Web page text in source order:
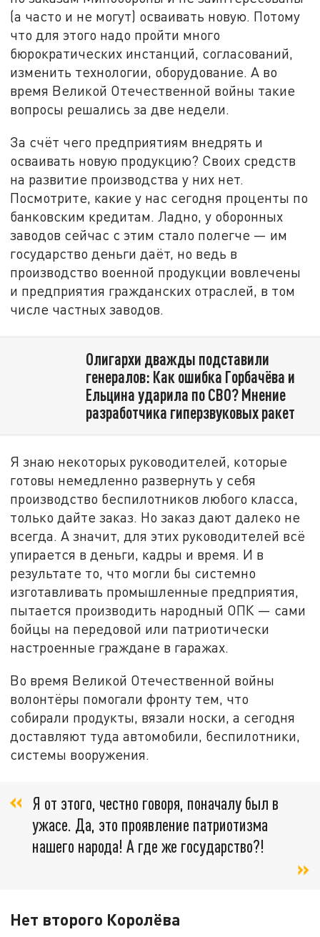
(а часто и не могут) осваивать новую. Потому
что для этого надо пройти много
бюрократических инстанций, согласований,
изменить технологии, оборудование. А во
время Великой Отечественной войны такие
вопросы решались за две недели.
За счёт чего предприятиям внедрять и
осваивать новую продукцию? Своих средств
на развитие производства у них нет.
Посмотрите, какие у нас сегодня проценты по
банковским кредитам. Ладно, у оборонных
заводов сейчас с этим стало полегче — им
государство деньги даёт, но ведь в
производство военной продукции вовлечены
и предприятия гражданских отраслей, в том
числе частных заводов.
Олигархи дважды подставили
генералов: Как ошибка Горбачёва и
Ельцина ударила по СВО? Мнение
разработчика гиперзвуковых ракет
Я знаю некоторых руководителей, которые
готовы немедленно развернуть у себя
производство беспилотников любого класса,
только дайте заказ. Но заказ дают далеко не
всегда. А значит, для этих руководителей всё
упирается в деньги, кадры и время. И в
результате то, что могли бы системно
изготавливать промышленные предприятия,
пытается производить народный ОПК — сами
бойцы на передовой или патриотически
настроенные граждане в гаражах.
Во время Великой Отечественной войны
волонтёры помогали фронту тем, что
собирали продукты, вязали носки, а сегодня
доставляют туда автомобили, беспилотники,
системы вооружения.
Я от этого, честно говоря, поначалу был в
ужасе. Да, это проявление патриотизма
нашего народа! А где же государство?!
Нет второго Королёва